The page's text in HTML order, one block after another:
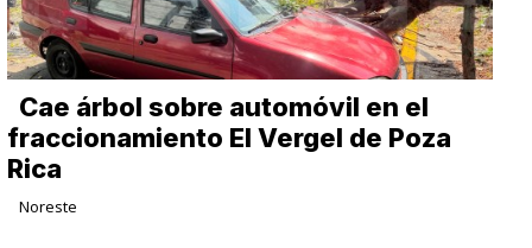
Cae árbol sobre automóvil en el
fraccionamiento El Vergel de Poza
Rica
Noreste